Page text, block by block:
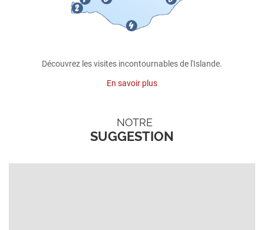
Découvrez les visites incontournables de l'Islande.
En savoir plus
NOTRE
SUGGESTION